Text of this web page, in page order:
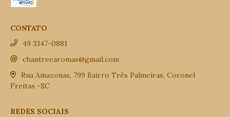
CONTATO
49 3347-0881
chantreearomas@gmail.com
Rua Amazonas, 799 Bairro Três Palmeiras, Coronel
Freitas -SC
REDES SOCIAIS